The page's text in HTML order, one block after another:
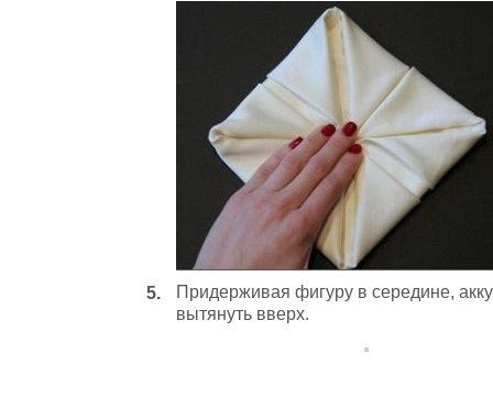
Придерживая фигуру в середине,
вытянуть вверх.